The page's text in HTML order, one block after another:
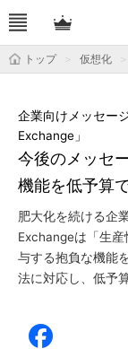
トップ 仮想化
今後のメッセ
機能を低予算
企業向けメッセー
Exchange」
肥大化を続ける企
Exchangeは「生
与する抱負な機能
法に対応し、低予